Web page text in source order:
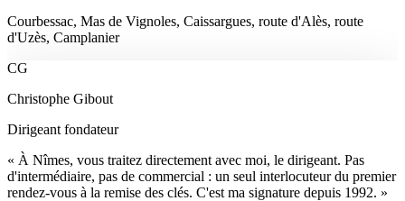
Courbessac, Mas de Vignoles, Caissargues, route d'Alès, route
d'Uzès, Camplanier
CG
Christophe Gibout
Dirigeant fondateur
« À Nîmes, vous traitez directement avec moi, le dirigeant. Pas
d'intermédiaire, pas de commercial : un seul interlocuteur du premier
rendez-vous à la remise des clés. C'est ma signature depuis 1992. »